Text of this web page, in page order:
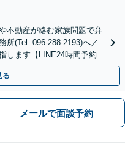
不動産が絡む家族問題で弁
所(Tel: 096-288-2193)へ／
します【LINE24時間予約受
る
メールで面談予約